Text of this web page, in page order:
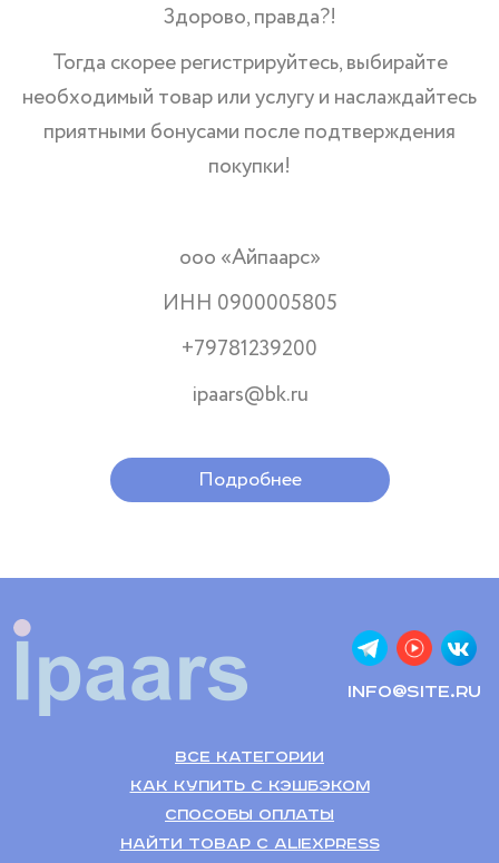
Здорово, правда?!
Тогда скорее регистрируйтесь, выбирайте
необходимый товар или услугу и наслаждайтесь
приятными бонусами после подтверждения
покупки!
ооо «Айпаарс»
ИНН 0900005805
+79781239200
ipaars@bk.ru
Подробнее
Все категории
Как купить с кэшбэком
Способы оплаты
Найти товар с Aliexpress
info@site.ru